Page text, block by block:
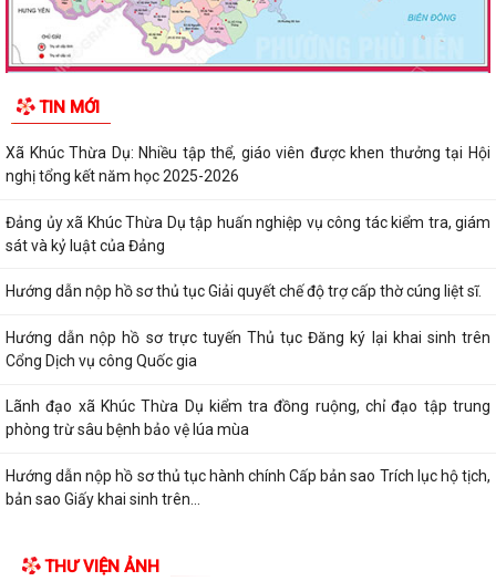
TIN MỚI
Xã Khúc Thừa Dụ: Nhiều tập thể, giáo viên được khen thưởng tại Hội
nghị tổng kết năm học 2025-2026
Đảng ủy xã Khúc Thừa Dụ tập huấn nghiệp vụ công tác kiểm tra, giám
sát và kỷ luật của Đảng
Hướng dẫn nộp hồ sơ thủ tục Giải quyết chế độ trợ cấp thờ cúng liệt sĩ.
Hướng dẫn nộp hồ sơ trực tuyến Thủ tục Đăng ký lại khai sinh trên
Cổng Dịch vụ công Quốc gia
Lãnh đạo xã Khúc Thừa Dụ kiểm tra đồng ruộng, chỉ đạo tập trung
phòng trừ sâu bệnh bảo vệ lúa mùa
Hướng dẫn nộp hồ sơ thủ tục hành chính Cấp bản sao Trích lục hộ tịch,
bản sao Giấy khai sinh trên...
THƯ VIỆN ẢNH